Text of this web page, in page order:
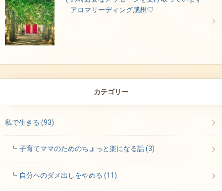
アロマリーディング感想♡
カテゴリー
私で生きる (93)
子育てママのためのちょっと楽になる話(3)
自分へのダメ出しをやめる(11)